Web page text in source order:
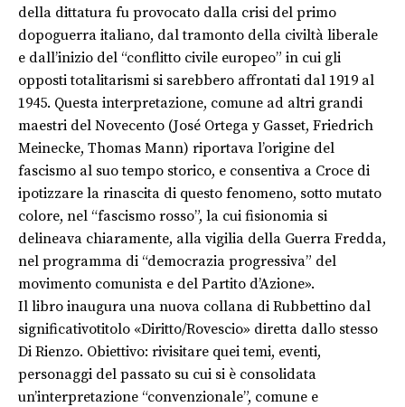
della dittatura fu provocato dalla crisi del primo
dopoguerra italiano, dal tramonto della civiltà liberale
e dall’inizio del “conflitto civile europeo” in cui gli
opposti totalitarismi si sarebbero affrontati dal 1919 al
1945. Questa interpretazione, comune ad altri grandi
maestri del Novecento (José Ortega y Gasset, Friedrich
Meinecke, Thomas Mann) riportava l’origine del
fascismo al suo tempo storico, e consentiva a Croce di
ipotizzare la rinascita di questo fenomeno, sotto mutato
colore, nel “fascismo rosso”, la cui fisionomia si
delineava chiaramente, alla vigilia della Guerra Fredda,
nel programma di “democrazia progressiva” del
movimento comunista e del Partito d’Azione».
Il libro inaugura una nuova collana di Rubbettino dal
significativotitolo «Diritto/Rovescio» diretta dallo stesso
Di Rienzo. Obiettivo: rivisitare quei temi, eventi,
personaggi del passato su cui si è consolidata
un’interpretazione “convenzionale”, comune e